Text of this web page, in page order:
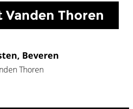
Vanden Thoren
Beveren
Thoren